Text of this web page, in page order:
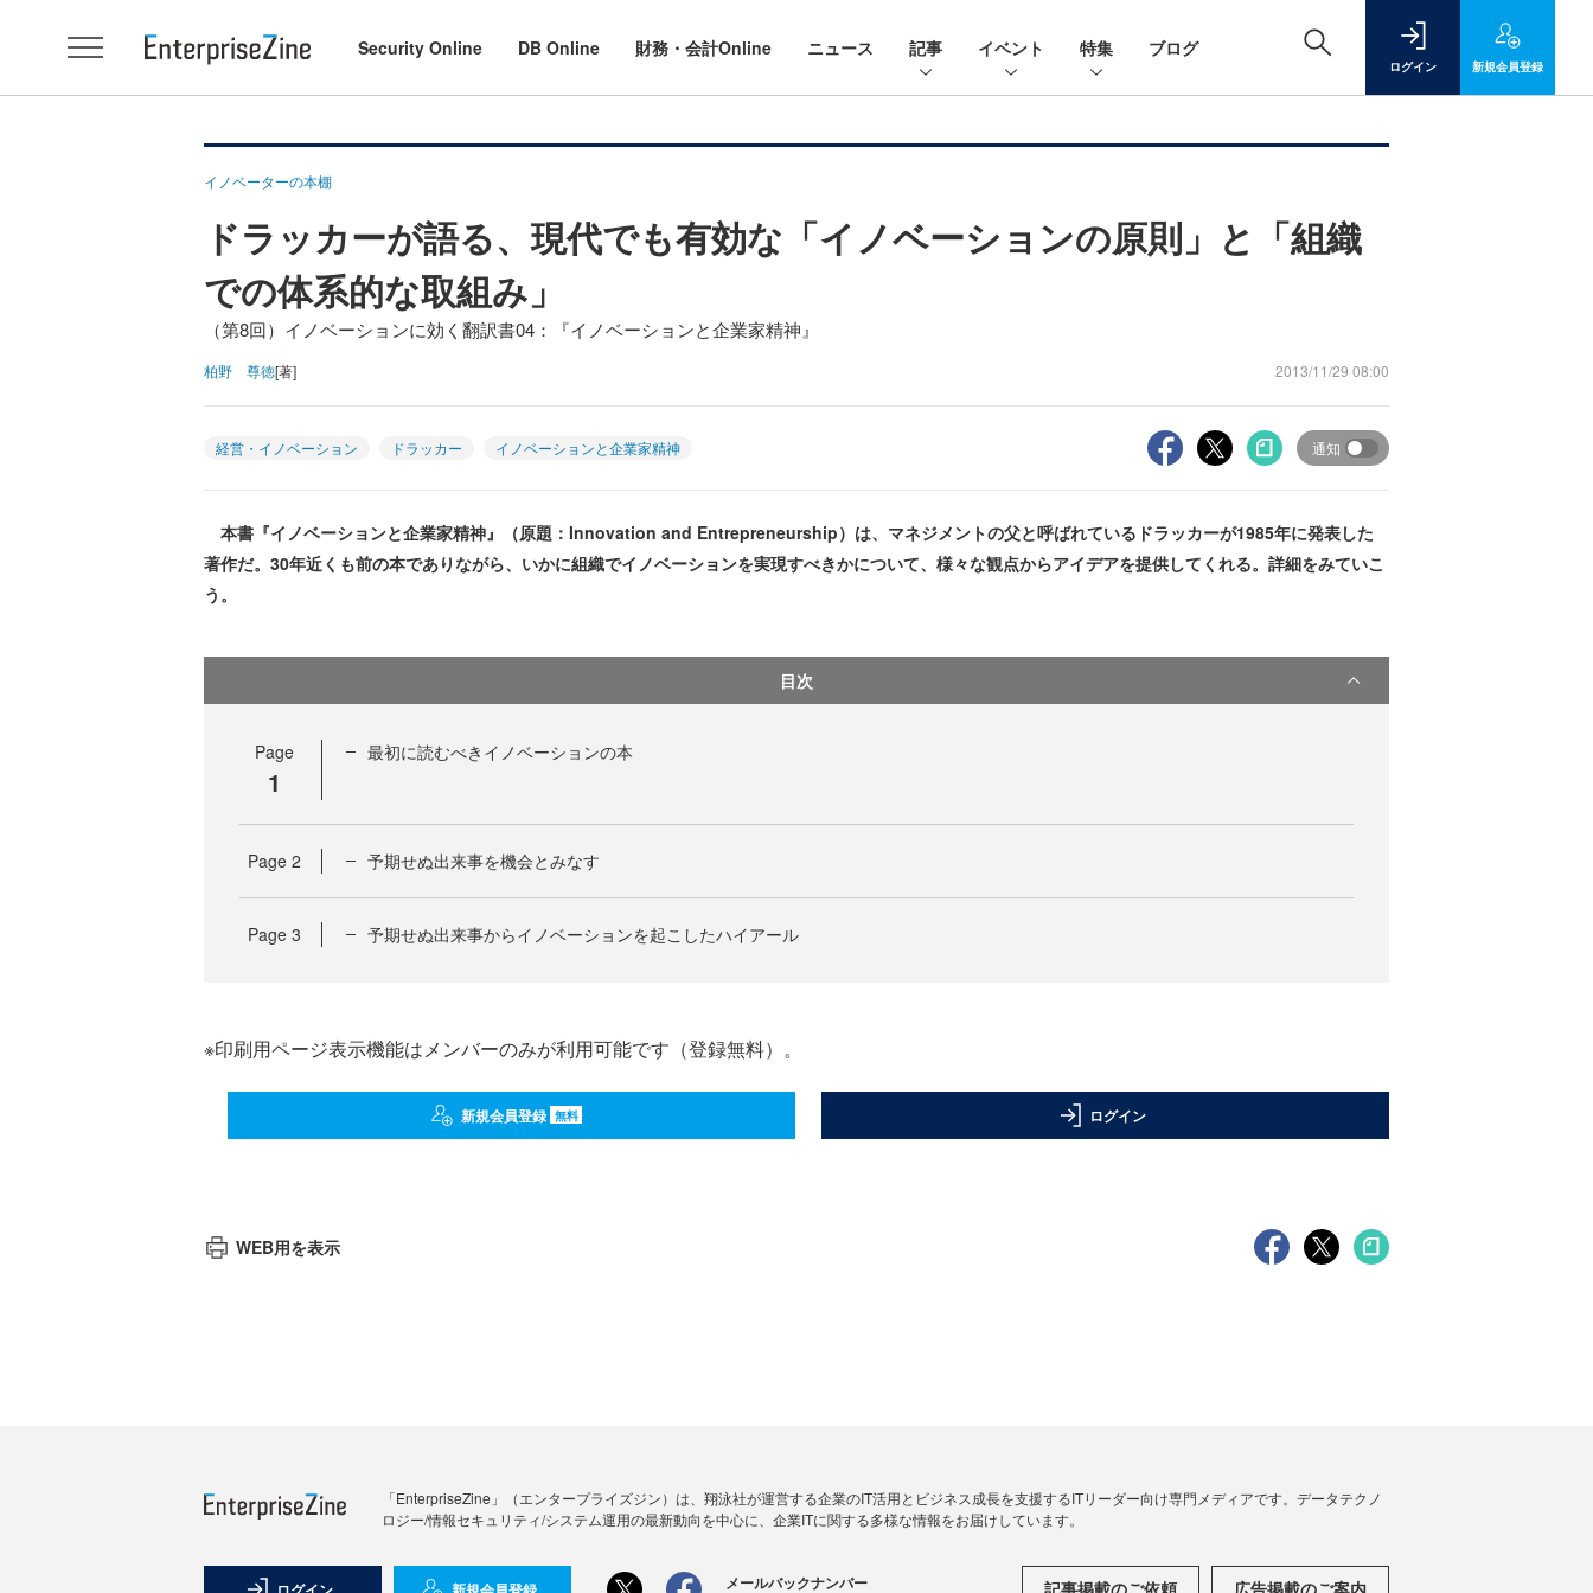
Security Online DB Online 財務・会計Online ニュース 記事 イベント 特集 ブログ
ログイン 新規会員登録
イノベーターの本棚
ドラッカーが語る、現代でも有効な「イノベーションの原則」と「組織
での体系的な取組み」
（第8回）イノベーションに効く翻訳書04：『イノベーションと企業家精神』
柏野 尊徳[著] 2013/11/29 08:00
経営・イノベーション ドラッカー イノベーションと企業家精神 通知
本書『イノベーションと企業家精神』（原題：Innovation and Entrepreneurship）は、マネジメントの父と呼ばれているドラッカーが1985年に発表した
著作だ。30年近くも前の本でありながら、いかに組織でイノベーションを実現すべきかについて、様々な観点からアイデアを提供してくれる。詳細をみていこ
う。
目次
Page
1
最初に読むべきイノベーションの本
Page 2 予期せぬ出来事を機会とみなす
Page 3 予期せぬ出来事からイノベーションを起こしたハイアール
※印刷用ページ表示機能はメンバーのみが利用可能です（登録無料）。
新規会員登録 無料 ログイン
WEB用を表示
「EnterpriseZine」（エンタープライズジン）は、翔泳社が運営する企業のIT活用とビジネス成長を支援するITリーダー向け専門メディアです。データテクノ
ロジー/情報セキュリティ/システム運用の最新動向を中心に、企業ITに関する多様な情報をお届けしています。
メールバックナンバー